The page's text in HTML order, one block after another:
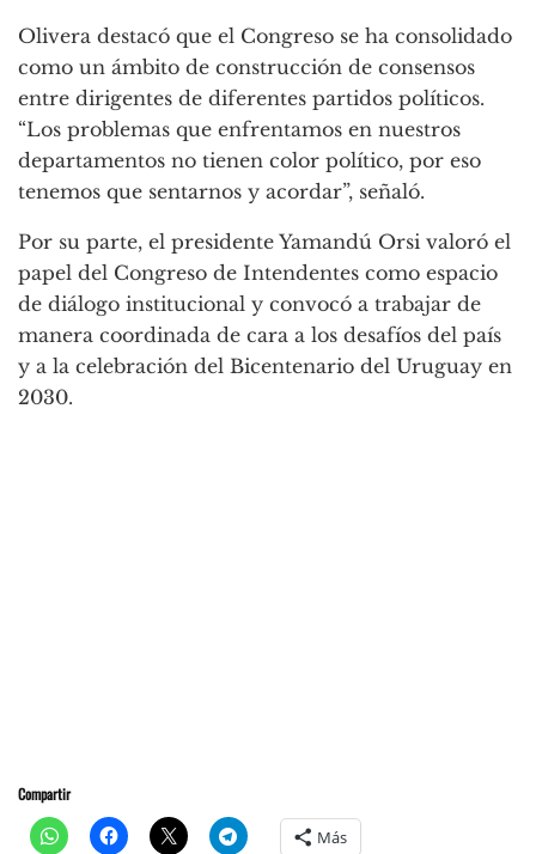
Olivera destacó que el Congreso se ha consolidado
como un ámbito de construcción de consensos
entre dirigentes de diferentes partidos políticos.
“Los problemas que enfrentamos en nuestros
departamentos no tienen color político, por eso
tenemos que sentarnos y acordar”, señaló.
Por su parte, el presidente Yamandú Orsi valoró el
papel del Congreso de Intendentes como espacio
de diálogo institucional y convocó a trabajar de
manera coordinada de cara a los desafíos del país
y a la celebración del Bicentenario del Uruguay en
2030.
Compartir
Más